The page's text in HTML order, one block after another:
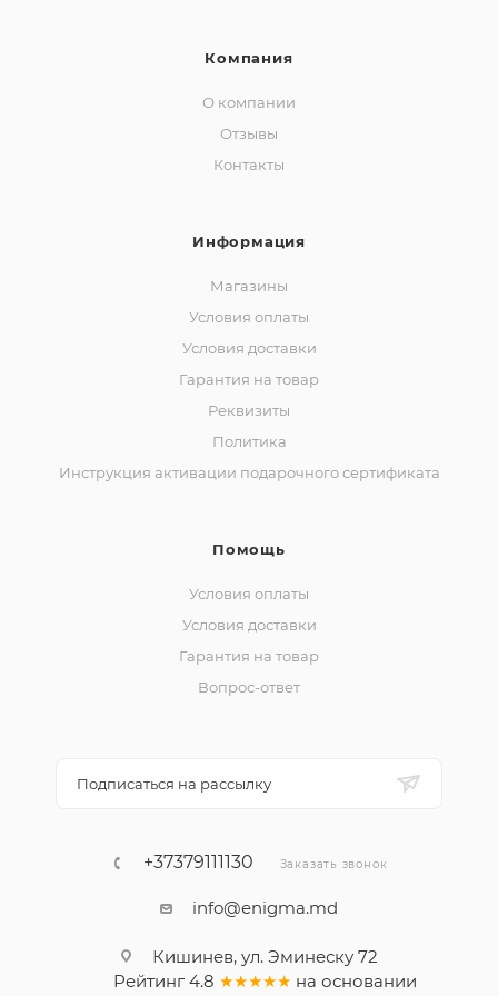
Компания
О компании
Отзывы
Контакты
Информация
Магазины
Условия оплаты
Условия доставки
Гарантия на товар
Реквизиты
Политика
Инструкция активации подарочного сертификата
Помощь
Условия оплаты
Условия доставки
Гарантия на товар
Вопрос-ответ
Подписаться на рассылку
+37379111130 Заказать звонок
info@enigma.md
Кишинев, ул. Эминеску 72
Рейтинг 4.8 ★★★★★ на основании